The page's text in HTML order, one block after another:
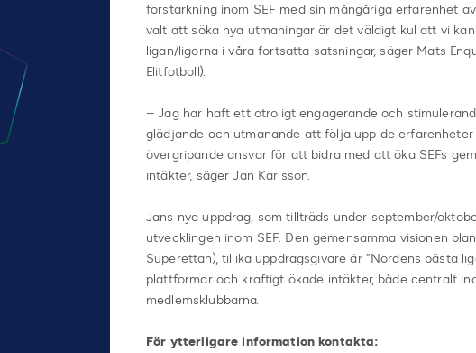
förstärkning inom SEF med sin mångåriga erfarenhet
valt att söka nya utmaningar är det väldigt kul att vi
ligan/ligorna i våra fortsatta satsningar, säger Mats
Elitfotboll).
– Jag har haft ett otroligt engagerande och
glädjande och utmanande att följa upp de
övergripande ansvar för att bidra med att öka SEFs
intäkter, säger Jan Karlsson.
Jans nya uppdrag, som tillträds under september/
utvecklingen inom SEF. Den gemensamma visionen
Superettan), tillika uppdragsgivare är ”Nordens bästa
plattformar och kraftigt ökade intäkter, både centralt
medlemsklubbarna.
För ytterligare information kontakta: